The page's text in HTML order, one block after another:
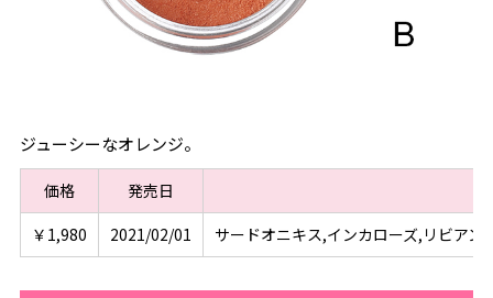
ジューシーなオレンジ。
価格 発売日
￥1,980
2021/02/01 サードオニキス,インカローズ,リビア